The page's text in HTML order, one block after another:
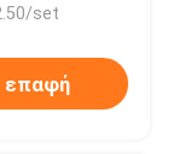
set
επαφή